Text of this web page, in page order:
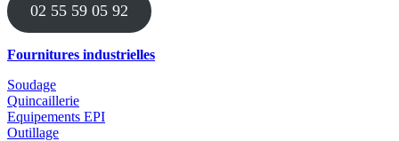
02 55 59 05 92
Fournitures industrielles
Soudage
Quincaillerie
Equipements EPI
Outillage